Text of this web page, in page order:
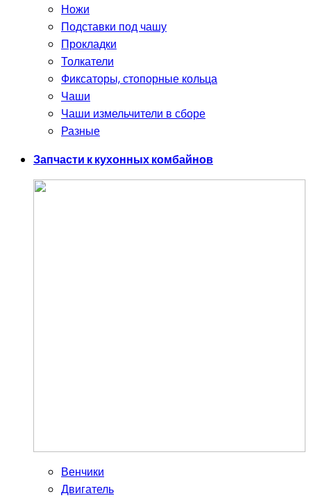
Ножи
Подставки под чашу
Прокладки
Толкатели
Фиксаторы, стопорные кольца
Чаши
Чаши измельчители в сборе
Разные
Запчасти к кухонных комбайнов
Венчики
Двигатель